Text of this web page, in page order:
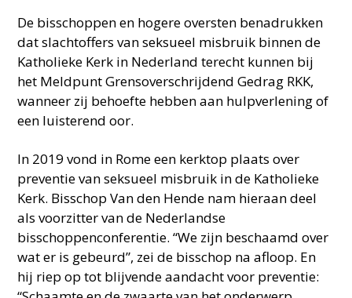
De bisschoppen en hogere oversten benadrukken
dat slachtoffers van seksueel misbruik binnen de
Katholieke Kerk in Nederland terecht kunnen bij
het Meldpunt Grensoverschrijdend Gedrag RKK,
wanneer zij behoefte hebben aan hulpverlening of
een luisterend oor.
In 2019 vond in Rome een kerktop plaats over
preventie van seksueel misbruik in de Katholieke
Kerk. Bisschop Van den Hende nam hieraan deel
als voorzitter van de Nederlandse
bisschoppenconferentie. “We zijn beschaamd over
wat er is gebeurd”, zei de bisschop na afloop. En
hij riep op tot blijvende aandacht voor preventie: